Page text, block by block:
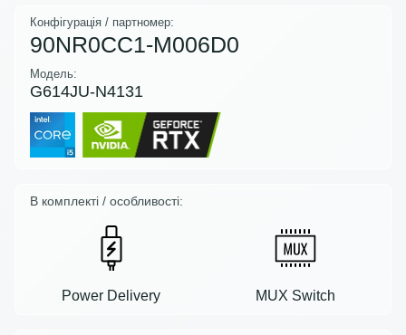
Конфігурація / партномер:
90NR0CC1-M006D0
Модель:
G614JU-N4131
В комплекті / особливості:
Power Delivery MUX Switch